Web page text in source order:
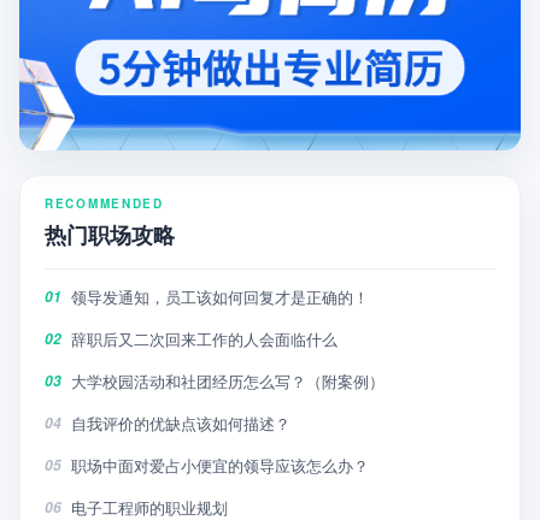
RECOMMENDED
热门职场攻略
01 领导发通知，员工该如何回复才是正确的！
02 辞职后又二次回来工作的人会面临什么
03 大学校园活动和社团经历怎么写？（附案例）
04 自我评价的优缺点该如何描述？
05 职场中面对爱占小便宜的领导应该怎么办？
06 电子工程师的职业规划